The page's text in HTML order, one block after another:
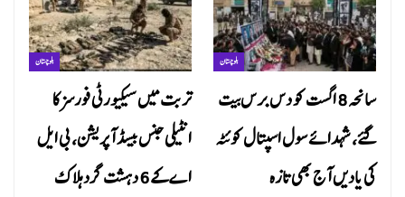
بلوچستان
تربت میں سیکیورٹی فورسز کا
انٹیلی جنس بیسڈ آپریشن، بی ایل
اے کے 6 دہشت گرد ہلاک
بلوچستان
سانحہ 8 اگست کو دس برس بیت
گئے، شہدائے سول اسپتال کوئٹہ
کی یادیں آج بھی تازہ